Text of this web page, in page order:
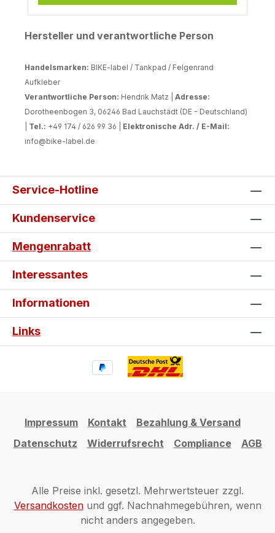
Hersteller und verantwortliche Person
Handelsmarken: BIKE-label / Tankpad / Felgenrand
Aufkleber
Verantwortliche Person: Hendrik Matz | Adresse:
Dorotheenbogen 3, 06246 Bad Lauchstädt (DE - Deutschland)
Tel.: +49 174 / 626 99 36 | Elektronische Adr. / E-Mail:
info@bike-label.de
Service-Hotline
Kundenservice
Mengenrabatt
Interessantes
Informationen
Links
Impressum Kontakt
Bezahlung & Versand
Datenschutz
Widerrufsrecht Compliance AGB
Alle Preise inkl. gesetzl. Mehrwertsteuer zzgl.
Versandkostenund ggf. Nachnahmegebühren, wenn
nicht anders angegeben.